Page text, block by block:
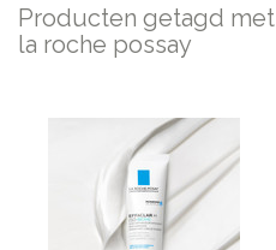
Producten getagd met
la roche possay